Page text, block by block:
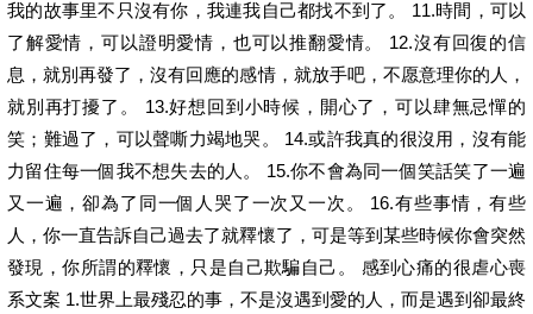
我的故事里不只沒有你，我連我自己都找不到了。 11.時間，可以
了解愛情，可以證明愛情，也可以推翻愛情。 12.沒有回復的信
息，就別再發了，沒有回應的感情，就放手吧，不愿意理你的人，
就別再打擾了。 13.好想回到小時候，開心了，可以肆無忌憚的
笑；難過了，可以聲嘶力竭地哭。 14.或許我真的很沒用，沒有能
力留住每一個我不想失去的人。 15.你不會為同一個笑話笑了一遍
又一遍，卻為了同一個人哭了一次又一次。 16.有些事情，有些
人，你一直告訴自己過去了就釋懷了，可是等到某些時候你會突然
發現，你所謂的釋懷，只是自己欺騙自己。 感到心痛的很虐心喪
系文案 1.世界上最殘忍的事，不是沒遇到愛的人，而是遇到卻最終